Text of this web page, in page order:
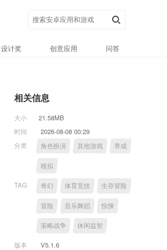
设计奖 创意应用 问答
相关信息
大小
21.58MB
时间
2026-08-08 00:29
分类
角色扮演 其他游戏 养成
模拟
TAG 奇幻 体育竞技 生存冒险
冒险 音乐舞蹈 惊悚
策略战争 休闲益智
版本
V5.1.6